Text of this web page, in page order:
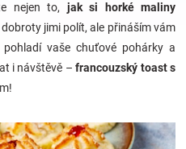
nejen to, jak si horké maliny
jimi polít, ale přináším vám
vaše chuťové pohárky a
i návštěvě –francouzský toast s